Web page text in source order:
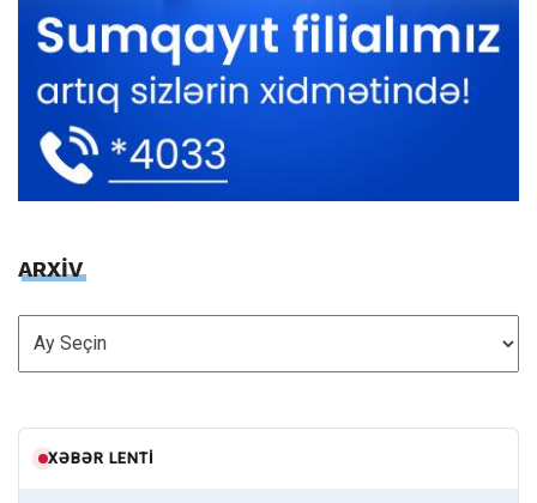
ARXİV
ARXİV
XƏBƏR LENTI